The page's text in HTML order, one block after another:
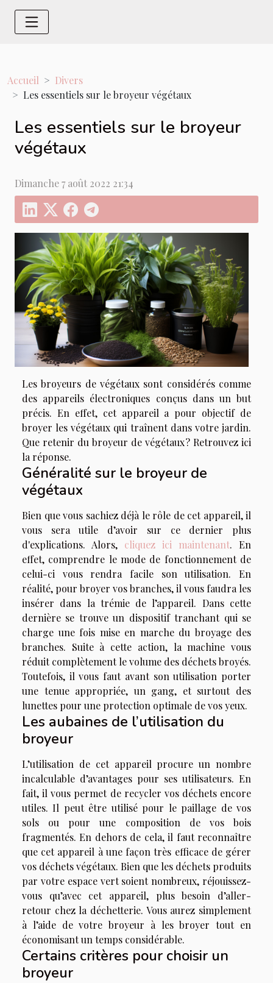
Accueil
Divers
Les essentiels sur le broyeur végétaux
Les essentiels sur le broyeur
végétaux
Dimanche 7 août 2022 21:34
Les broyeurs de végétaux sont considérés comme
des appareils électroniques conçus dans un but
précis. En effet, cet appareil a pour objectif de
broyer les végétaux qui traînent dans votre jardin.
Que retenir du broyeur de végétaux ? Retrouvez ici
la réponse.
Généralité sur le broyeur de
végétaux
Bien que vous sachiez déjà le rôle de cet appareil, il
vous sera utile d’avoir sur ce dernier plus
d'explications. Alors, cliquez ici maintenant. En
effet, comprendre le mode de fonctionnement de
celui-ci vous rendra facile son utilisation. En
réalité, pour broyer vos branches, il vous faudra les
insérer dans la trémie de l’appareil. Dans cette
dernière se trouve un dispositif tranchant qui se
charge une fois mise en marche du broyage des
branches. Suite à cette action, la machine vous
réduit complètement le volume des déchets broyés.
Toutefois, il vous faut avant son utilisation porter
une tenue appropriée, un gang, et surtout des
lunettes pour une protection optimale de vos yeux.
Les aubaines de l’utilisation du
broyeur
L’utilisation de cet appareil procure un nombre
incalculable d’avantages pour ses utilisateurs. En
fait, il vous permet de recycler vos déchets encore
utiles. Il peut être utilisé pour le paillage de vos
sols ou pour une composition de vos bois
fragmentés. En dehors de cela, il faut reconnaître
que cet appareil à une façon très efficace de gérer
vos déchets végétaux. Bien que les déchets produits
par votre espace vert soient nombreux, réjouissez-
vous qu’avec cet appareil, plus besoin d’aller-
retour chez la déchetterie. Vous aurez simplement
à l’aide de votre broyeur à les broyer tout en
économisant un temps considérable.
Certains critères pour choisir un
broyeur